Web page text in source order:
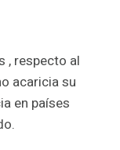
, respecto al
acaricia su
en países